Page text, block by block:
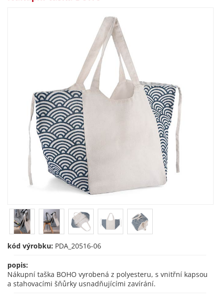
kód výrobku: PDA_20516-06
popis:
Nákupní taška BOHO vyrobená z polyesteru, s vnitřní kapsou
a stahovacími šňůrky usnadňujícími zavírání.